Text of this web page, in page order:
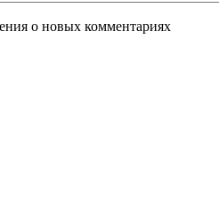
о новых комментариях